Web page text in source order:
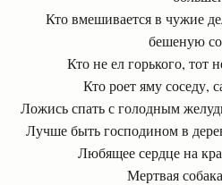
Кто вмешивается в чужие
бешеную
Кто не ел горького, тот
Кто роет яму соседу,
Ложись спать с голодным
Лучше быть господином в
Любящее сердце на
Мертвая